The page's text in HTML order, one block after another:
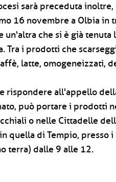
sarà preceduta
16 novembre a Olbia in
che si è già tenuta
Tra i prodotti che
latte, omogeneizzati,
rispondere all'appello
può portare i prodotti
o nelle Cittadelle
quella di Tempio, presso
terra) dalle 9 alle 12.